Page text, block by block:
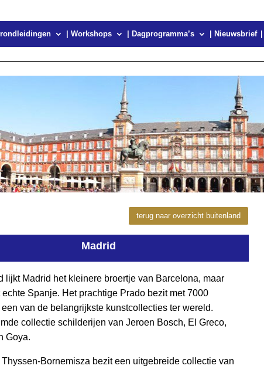
| Workshops | Dagprogramma’s | Nieuwsbrief
terug naar overzicht buitenland
Madrid
lijkt Madrid het kleinere broertje van Barcelona, maar
echte Spanje. Het prachtige Prado bezit met 7000
van de belangrijkste kunstcollecties ter wereld.
collectie schilderijen van Jeroen Bosch, El Greco,
Goya.
Thyssen-Bornemisza bezit een uitgebreide collectie van